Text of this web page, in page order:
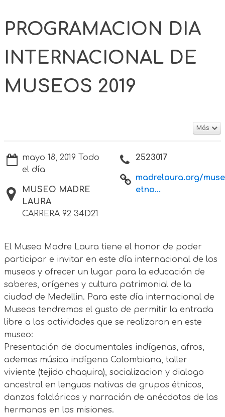
PROGRAMACION DIA
INTERNACIONAL DE
MUSEOS 2019
Más
mayo 18, 2019 Todo
el día
MUSEO MADRE
LAURA
CARRERA 92 34D21
2523017
madrelaura.org/
etno...
El Museo Madre Laura tiene el honor de poder
participar e invitar en este día internacional de los
museos y ofrecer un lugar para la educación de
saberes, orígenes y cultura patrimonial de la
ciudad de Medellin. Para este día internacional de
Museos tendremos el gusto de permitir la entrada
libre a las actividades que se realizaran en este
museo:
Presentación de documentales indígenas, afros,
ademas música indígena Colombiana, taller
viviente (tejido chaquira), socializacion y dialogo
ancestral en lenguas nativas de grupos étnicos,
danzas folclóricas y narración de anécdotas de las
hermanas en las misiones.